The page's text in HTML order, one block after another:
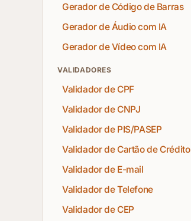
Gerador de Código de Barras
Gerador de Áudio com IA
Gerador de Vídeo com IA
VALIDADORES
Validador de CPF
Validador de CNPJ
Validador de PIS/PASEP
Validador de Cartão de Crédito
Validador de E-mail
Validador de Telefone
Validador de CEP